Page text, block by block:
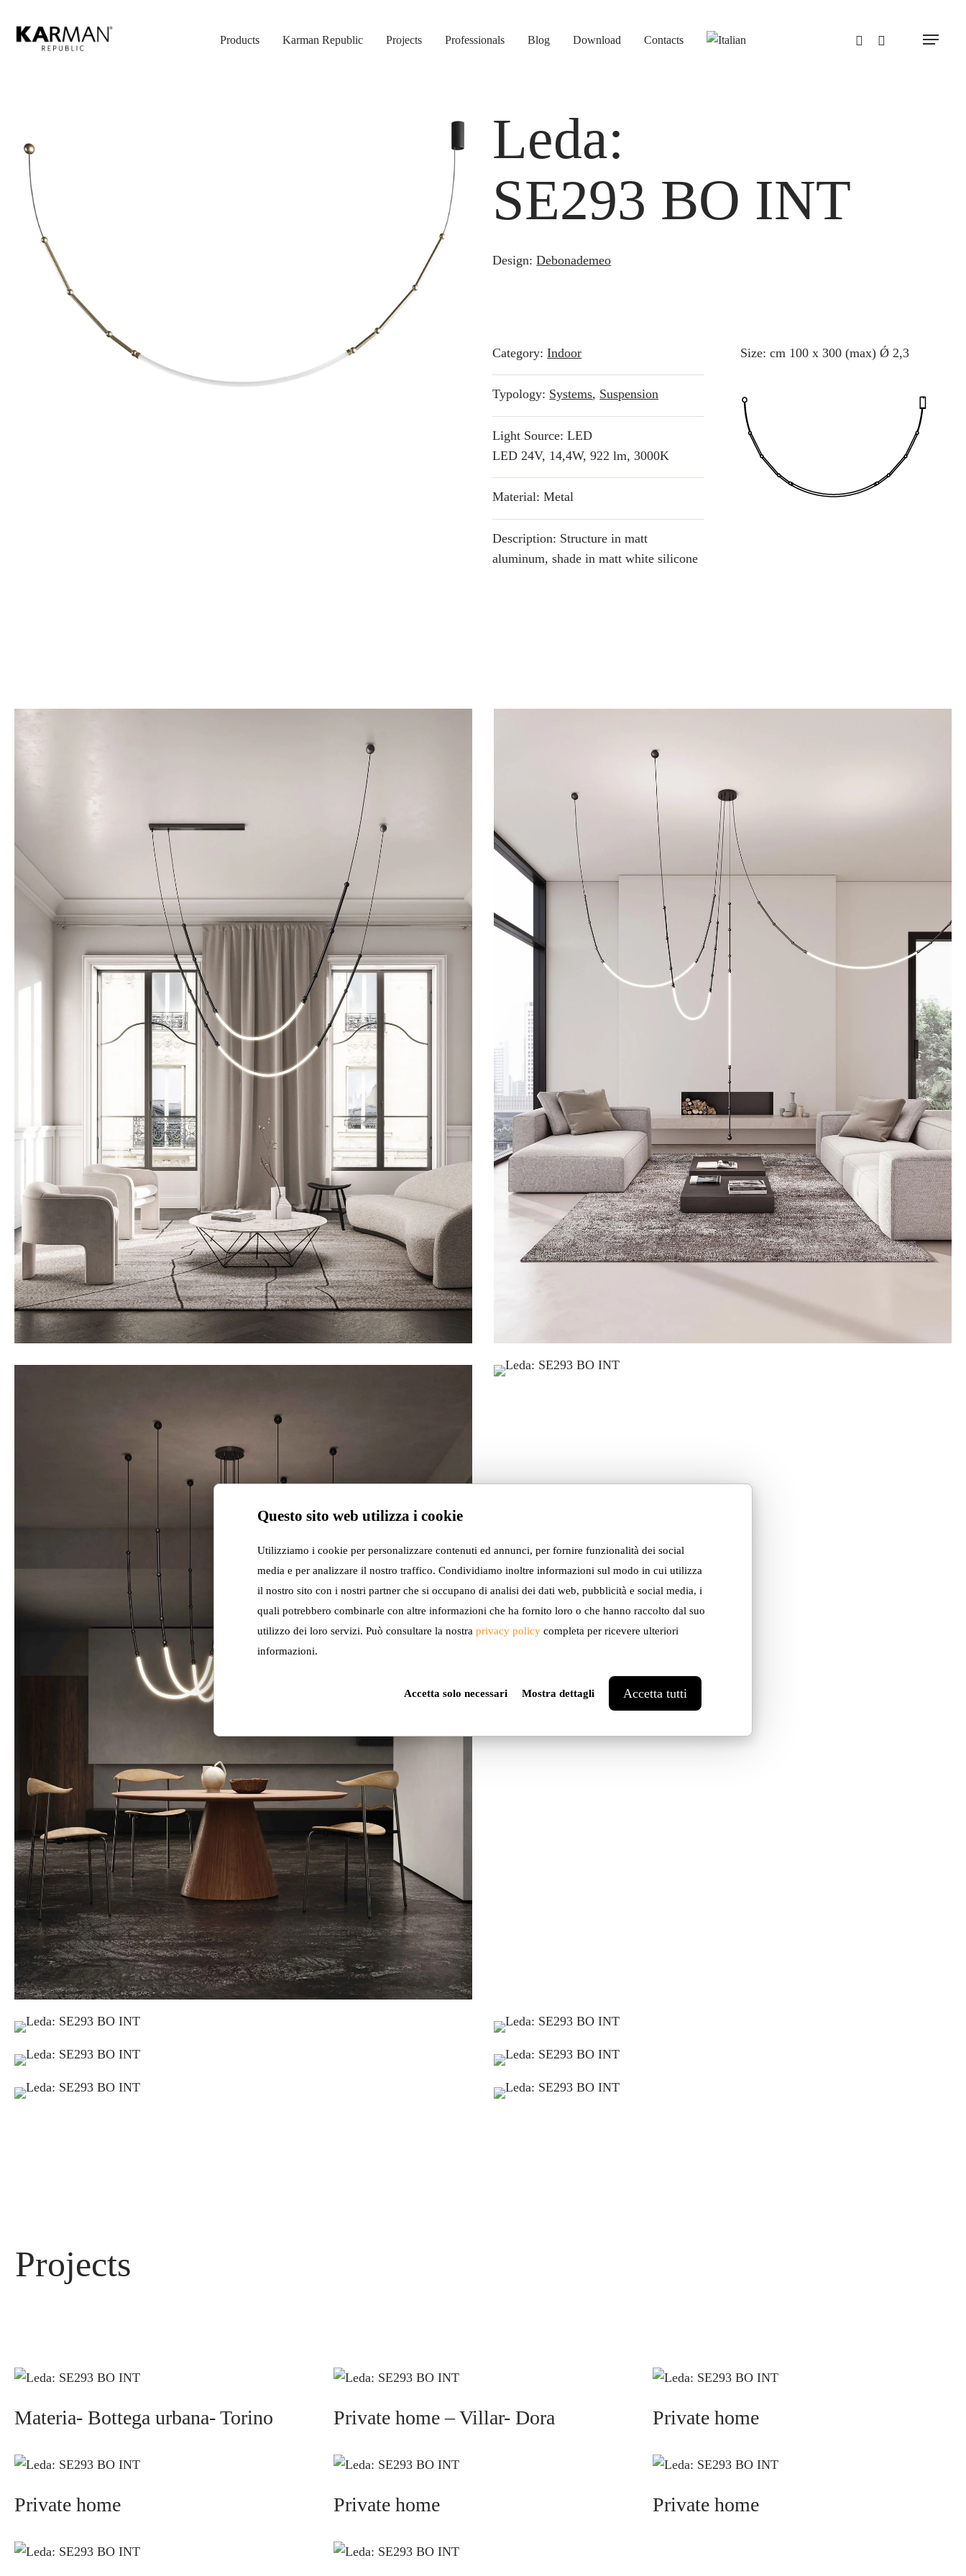
Questo sito web utilizza i cookie
Utilizziamo i cookie per personalizzare contenuti ed annunci, per fornire funzionalità dei social
media e per analizzare il nostro traffico. Condividiamo inoltre informazioni sul modo in cui utilizza
il nostro sito con i nostri partner che si occupano di analisi dei dati web, pubblicità e social media, i
quali potrebbero combinarle con altre informazioni che ha fornito loro o che hanno raccolto dal suo
utilizzo dei loro servizi. Può consultare la nostra privacy policy completa per ricevere ulteriori
informazioni.
Accetta solo necessari Mostra dettagli Accetta tutti
Products Karman Republic Projects Professionals Blog Download Contacts Menu
Leda:
SE293 BO INT
Design:Debonademeo
Category:Indoor
Typology: Systems, Suspension
Light Source: LED
LED 24V, 14,4W, 922 lm, 3000K
Material: Metal
Description: Structure in matt
aluminum, shade in matt white silicone
Size: cm 100 x 300 (max) Ǿ 2,3
Projects
Materia- Bottega urbana- Torino Private home – Villar- Dora Private home
Private home Private home Private home